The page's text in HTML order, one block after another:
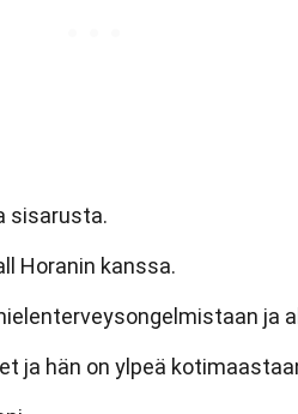
sisarusta.
Horanin kanssa.
ja
ja hän on ylpeä